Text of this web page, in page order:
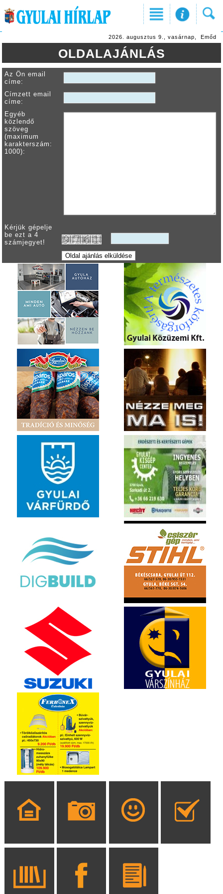
2026. augusztus 9., vasárnap, Emőd
OLDALAJÁNLÁS
Az Ön email
címe:
Címzett email
címe:
Egyéb
közlendő
szöveg
(maximum
karakterszám:
1000):
Kérjük gépelje
be ezt a 4
számjegyet!